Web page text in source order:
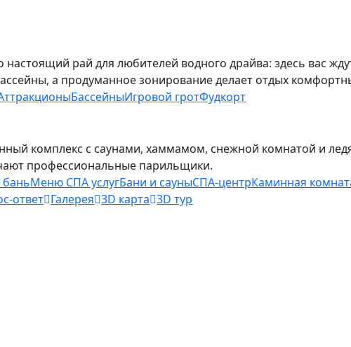
настоящий рай для любителей водного драйва: здесь вас
а продуманное зонирование делает отдых
БассейныИгровой гротФудкорт
комплекс с саунами, хаммамом, снежной комнатой и
профессиональные парильщики.
Меню СПА услугБани и сауныСПА-центрКаминная
ответ Галерея 3D карта 3D тур